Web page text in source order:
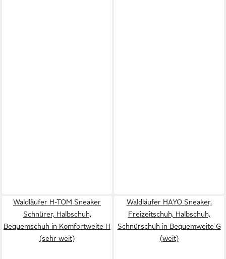
Waldläufer H-TOM Sneaker
Schnürer, Halbschuh,
Bequemschuh in Komfortweite H
(sehr weit)
Waldläufer HAYO Sneaker,
Freizeitschuh, Halbschuh,
Schnürschuh in Bequemweite G
(weit)